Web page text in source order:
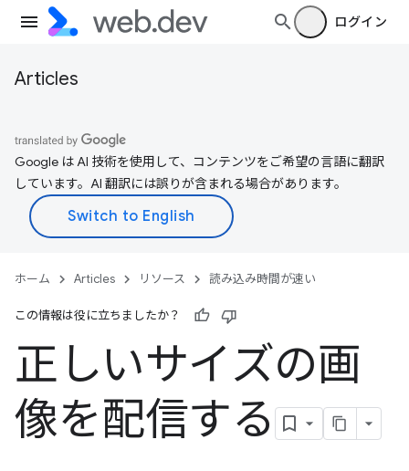
ログイン
Articles
Google は AI 技術を使用して、コンテンツをご希望の言語に翻訳
しています。AI 翻訳には誤りが含まれる場合があります。
ホーム Articles リソース 読み込み時間が速い
この情報は役に立ちましたか？
正しいサイズの画
像を配信する